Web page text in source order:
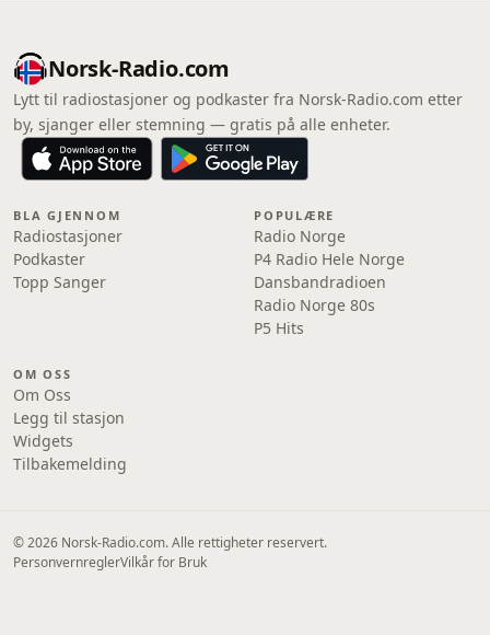
Norsk-Radio.com
Lytt til radiostasjoner og podkaster fra Norsk-Radio.com etter
by, sjanger eller stemning — gratis på alle enheter.
BLA GJENNOM
Radiostasjoner
Podkaster
Topp Sanger
POPULÆRE
Radio Norge
P4 Radio Hele Norge
Dansbandradioen
Radio Norge 80s
P5 Hits
OM OSS
Om Oss
Legg til stasjon
Widgets
Tilbakemelding
© 2026 Norsk-Radio.com. Alle rettigheter reservert.
PersonvernreglerVilkår for Bruk